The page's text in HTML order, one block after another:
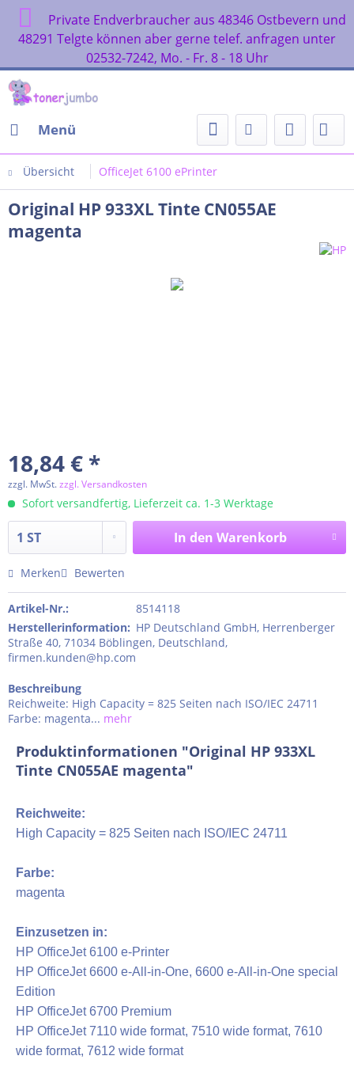
Private Endverbraucher aus 48346 Ostbevern und
48291 Telgte können aber gerne telef. anfragen unter
02532-7242, Mo. - Fr. 8 - 18 Uhr
Menü
Übersicht OfficeJet 6100 ePrinter
Original HP 933XL Tinte CN055AE
magenta
18,84 € *
zzgl. MwSt.zzgl. Versandkosten
Sofort versandfertig, Lieferzeit ca. 1-3 Werktage
In den Warenkorb
Merken Bewerten
Artikel-Nr.:
8514118
Herstellerinformation: HP Deutschland GmbH, Herrenberger
Straße 40, 71034 Böblingen, Deutschland,
firmen.kunden@hp.com
Beschreibung
Reichweite: High Capacity = 825 Seiten nach ISO/IEC 24711
Farbe: magenta... mehr
Produktinformationen "Original HP 933XL
Tinte CN055AE magenta"
Reichweite:
High Capacity = 825 Seiten nach ISO/IEC 24711
Farbe:
magenta
Einzusetzen in:
HP OfficeJet 6100 e-Printer
HP OfficeJet 6600 e-All-in-One, 6600 e-All-in-One special
Edition
HP OfficeJet 6700 Premium
HP OfficeJet 7110 wide format, 7510 wide format, 7610
wide format, 7612 wide format